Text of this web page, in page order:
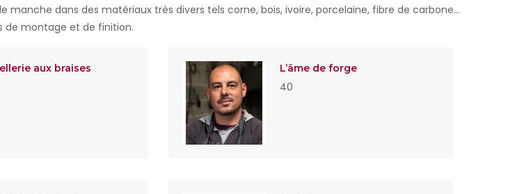
manche dans des matériaux très divers tels corne, bois, ivoire, porcelaine, fibre de carbone…
de montage et de finition.
aux braises L’âme de forge
40